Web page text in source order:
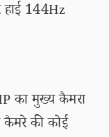
144Hz
का मुख्य कैमरा
कैमरे की कोई